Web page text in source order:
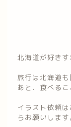
北海道が好きす
旅行は北海道も
あと、食べるこ
イラスト依頼
らお願いします